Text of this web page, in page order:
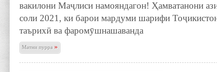
вакилони Маҷлиси намояндагон! Ҳамватанони
соли 2021, ки барои мардуми шарифи
таърихӣ ва фаромӯшнашаванда
Матни пурра»